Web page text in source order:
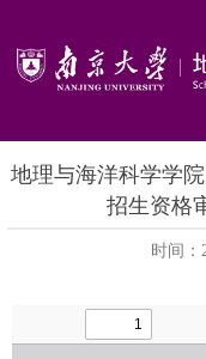
地理与海洋科学学
招生资格
时间：